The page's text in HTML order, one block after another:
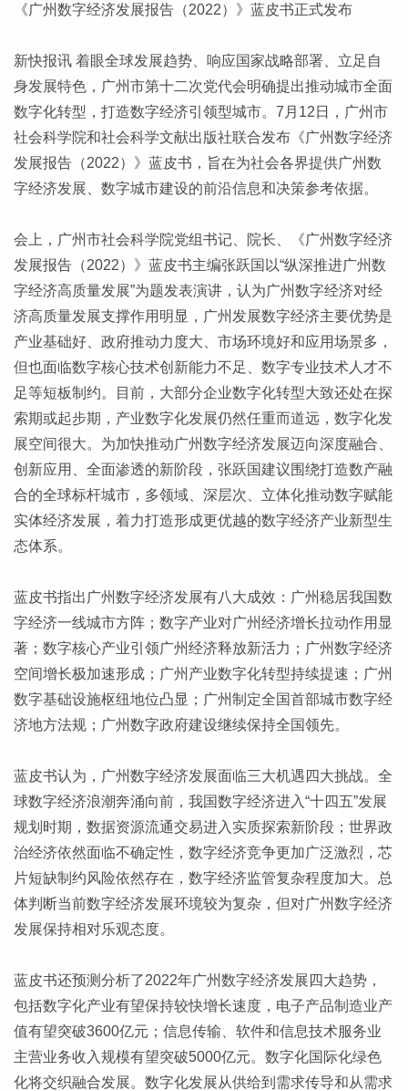
《广州数字经济发展报告（2022）》蓝皮书正式发布
新快报讯 着眼全球发展趋势、响应国家战略部署、立足自
身发展特色，广州市第十二次党代会明确提出推动城市全面
数字化转型，打造数字经济引领型城市。7月12日，广州市
社会科学院和社会科学文献出版社联合发布《广州数字经济
发展报告（2022）》蓝皮书，旨在为社会各界提供广州数
字经济发展、数字城市建设的前沿信息和决策参考依据。
会上，广州市社会科学院党组书记、院长、《广州数字经济
发展报告（2022）》蓝皮书主编张跃国以“纵深推进广州数
字经济高质量发展”为题发表演讲，认为广州数字经济对经
济高质量发展支撑作用明显，广州发展数字经济主要优势是
产业基础好、政府推动力度大、市场环境好和应用场景多，
但也面临数字核心技术创新能力不足、数字专业技术人才不
足等短板制约。目前，大部分企业数字化转型大致还处在探
索期或起步期，产业数字化发展仍然任重而道远，数字化发
展空间很大。为加快推动广州数字经济发展迈向深度融合、
创新应用、全面渗透的新阶段，张跃国建议围绕打造数产融
合的全球标杆城市，多领域、深层次、立体化推动数字赋能
实体经济发展，着力打造形成更优越的数字经济产业新型生
态体系。
蓝皮书指出广州数字经济发展有八大成效：广州稳居我国数
字经济一线城市方阵；数字产业对广州经济增长拉动作用显
著；数字核心产业引领广州经济释放新活力；广州数字经济
空间增长极加速形成；广州产业数字化转型持续提速；广州
数字基础设施枢纽地位凸显；广州制定全国首部城市数字经
济地方法规；广州数字政府建设继续保持全国领先。
蓝皮书认为，广州数字经济发展面临三大机遇四大挑战。全
球数字经济浪潮奔涌向前，我国数字经济进入“十四五”发展
规划时期，数据资源流通交易进入实质探索新阶段；世界政
治经济依然面临不确定性，数字经济竞争更加广泛激烈，芯
片短缺制约风险依然存在，数字经济监管复杂程度加大。总
体判断当前数字经济发展环境较为复杂，但对广州数字经济
发展保持相对乐观态度。
蓝皮书还预测分析了2022年广州数字经济发展四大趋势，
包括数字化产业有望保持较快增长速度，电子产品制造业产
值有望突破3600亿元；信息传输、软件和信息技术服务业
主营业务收入规模有望突破5000亿元。数字化国际化绿色
化将交织融合发展。数字化发展从供给到需求传导和从需求